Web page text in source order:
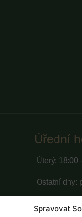
Spravovat
Úřední
Úterý: 18:00
Ostatní dny: